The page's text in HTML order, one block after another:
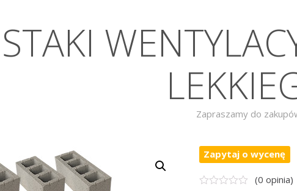
Zapraszamy do
Zapytaj o wycenę
(0 opinia)